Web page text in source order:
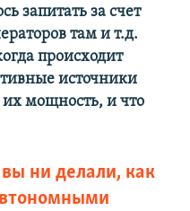
запитать за счет
там и т.д.
происходит
источники
их мощность, и что
ни делали, как